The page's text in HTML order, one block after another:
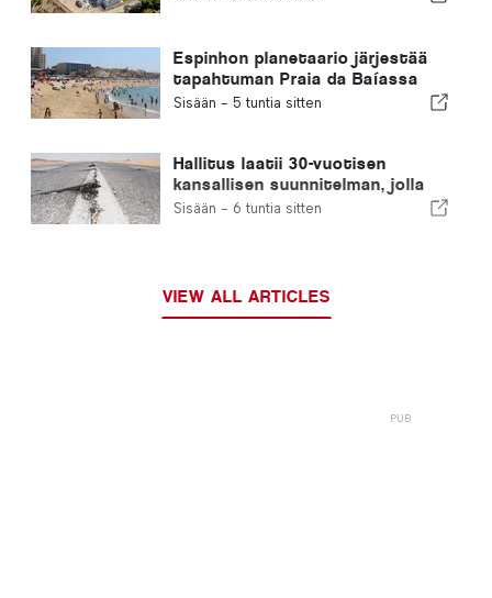
Espinhon planetaario järjestää
tapahtuman Praia da Baíassa
Portugalissa tapahtuvan
Sisään - 5 tuntia sitten
Hallitus laatii 30-vuotisen
kansallisen suunnitelman, jolla
pyritään parantamaan Portugalin
Sisään - 6 tuntia sitten
VIEW ALL ARTICLES